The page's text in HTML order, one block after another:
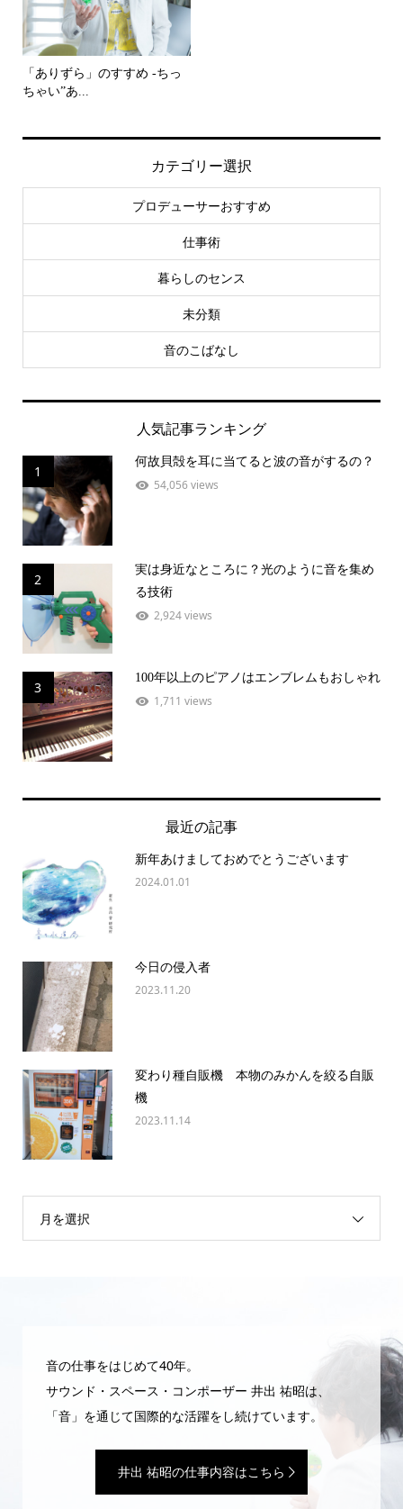
「ありずら」のすすめ -ちっ
ちゃい”あ...
カテゴリー選択
プロデューサーおすすめ
仕事術
暮らしのセンス
未分類
音のこばなし
人気記事ランキング
1
何故貝殻を耳に当てると波の音がするの？
54,056 views
2
実は身近なところに？光のように音を集め
る技術
2,924 views
3
100年以上のピアノはエンブレムもおしゃれ
1,711 views
最近の記事
新年あけましておめでとうございます
2024.01.01
今日の侵入者
2023.11.20
変わり種自販機 本物のみかんを絞る自販
機
2023.11.14
月を選択
音の仕事をはじめて40年。
サウンド・スペース・コンポーザー 井出 祐昭は、
「音」を通じて国際的な活躍をし続けています。
井出 祐昭の仕事内容はこちら